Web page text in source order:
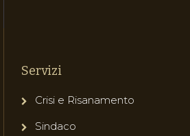
Servizi
Crisi e Risanamento
Sindaco